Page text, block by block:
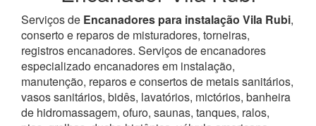
Serviços de Encanadores para instalação Vila Rubi,
conserto e reparos de misturadores, torneiras,
registros encanadores. Serviços de encanadores
especializado encanadores em instalação,
manutenção, reparos e consertos de metais sanitários,
vasos sanitários, bidês, lavatórios, mictórios, banheira
de hidromassagem, ofuro, saunas, tanques, ralos,